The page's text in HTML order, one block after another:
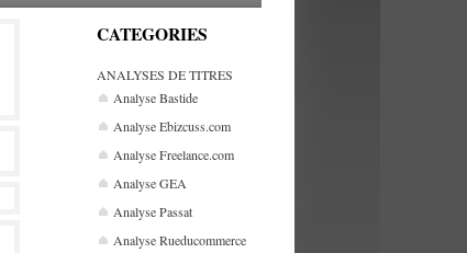
CATEGORIES
ANALYSES DE TITRES
Analyse Bastide
Analyse Ebizcuss.com
Analyse Freelance.com
Analyse GEA
Analyse Passat
Analyse Rueducommerce